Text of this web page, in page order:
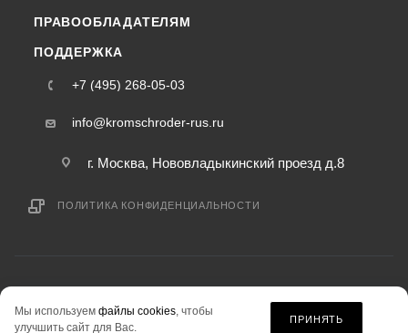
ПРАВООБЛАДАТЕЛЯМ
ПОДДЕРЖКА
+7 (495) 268-05-03
info@kromschroder-rus.ru
г. Москва, Нововладыкинский проезд д.8
ПОЛИТИКА КОНФИДЕНЦИАЛЬНОСТИ
информация на сайте «kromschroder-rus.ru» не является публичной офертой.
Мы используем файлы cookies, чтобы
улучшить сайт для Вас.
ПРИНЯТЬ